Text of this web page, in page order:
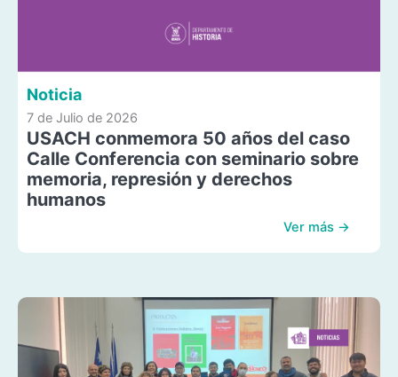
Noticia
7 de Julio de 2026
USACH conmemora 50 años del caso
Calle Conferencia con seminario sobre
memoria, represión y derechos
humanos
Ver más →